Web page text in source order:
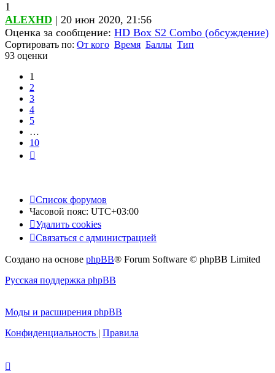
1
ALEXHD | 20 июн 2020, 21:56
Оценка за сообщение: HD Box S2 Combo (обсуждение)
Сортировать по: От кого Время Баллы Тип
93 оценки
1
2
3
4
5
…
10
Список форумов
Часовой пояс: UTC+03:00
Удалить cookies
Связаться с администрацией
Создано на основе phpBB® Forum Software © phpBB Limited
Русская поддержка phpBB
Моды и расширения phpBB
Конфиденциальность | Правила